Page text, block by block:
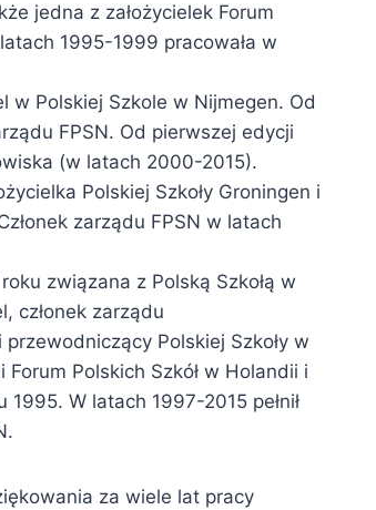
jedna z założycielek Forum
1995-1999 pracowała w
w Polskiej Szkole w Nijmegen. Od
FPSN. Od pierwszej edycji
(w latach 2000-2015).
Polskiej Szkoły Groningen i
zarządu FPSN w latach
związana z Polską Szkołą w
członek zarządu
Polskiej Szkoły w
Forum Polskich Szkół w Holandii i
1995. W latach 1997-2015 pełnił
za wiele lat pracy